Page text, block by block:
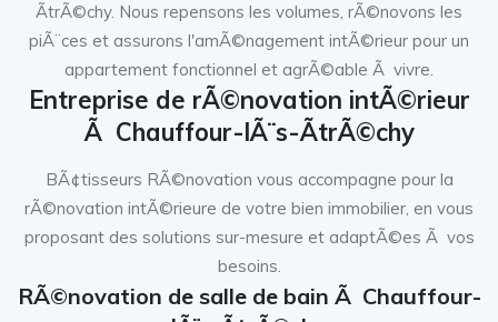
ÃtrÃ©chy. Nous repensons les volumes, rÃ©novons les
piÃ¨ces et assurons l'amÃ©nagement intÃ©rieur pour un
appartement fonctionnel et agrÃ©able Ã vivre.
Entreprise de rÃ©novation intÃ©rieur
Ã Chauffour-lÃ¨s-ÃtrÃ©chy
BÃ¢tisseurs RÃ©novation vous accompagne pour la
rÃ©novation intÃ©rieure de votre bien immobilier, en vous
proposant des solutions sur-mesure et adaptÃ©es Ã vos
besoins.
RÃ©novation de salle de bain Ã Chauffour-